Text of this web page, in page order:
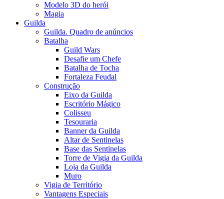
Modelo 3D do herói
Magia
Guilda
Guilda. Quadro de anúncios
Batalha
Guild Wars
Desafie um Chefe
Batalha de Tocha
Fortaleza Feudal
Construção
Eixo da Guilda
Escritório Mágico
Colisseu
Tesouraria
Banner da Guilda
Altar de Sentinelas
Base das Sentinelas
Torre de Vigia da Guilda
Loja da Guilda
Muro
Vigia de Território
Vantagens Especiais